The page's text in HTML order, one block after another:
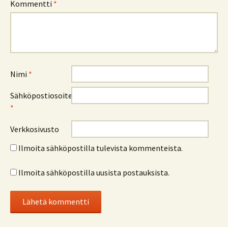
Kommentti *
Nimi *
Sähköpostiosoite
*
Verkkosivusto
Ilmoita sähköpostilla tulevista kommenteista.
Ilmoita sähköpostilla uusista postauksista.